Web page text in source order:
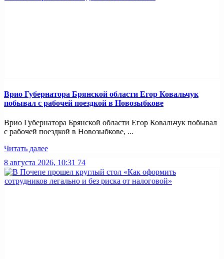
Врио Губернатора Брянской области Егор Ковальчук
побывал с рабочей поездкой в Новозыбкове
Врио Губернатора Брянской области Егор Ковальчук побывал
с рабочей поездкой в Новозыбкове, ...
Читать далее
8 августа 2026, 10:31 74